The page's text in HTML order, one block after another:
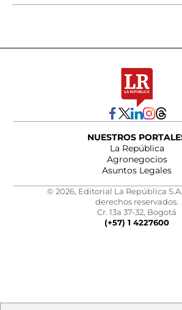
NUESTROS
La República
Agronegocios
Asuntos Legales
© 2026, Editorial La República
derechos reservados.
Cr. 13a 37-32, Bogotá
(+57) 1 4227600